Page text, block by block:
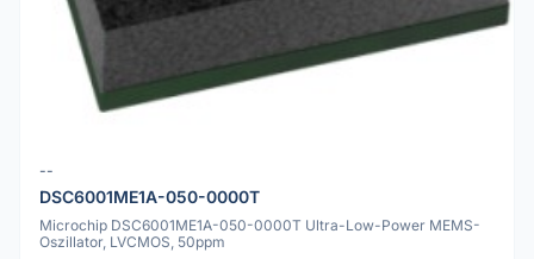
--
DSC6001ME1A-050-0000T
Microchip DSC6001ME1A-050-0000T Ultra-Low-Power MEMS-
Oszillator, LVCMOS, 50ppm